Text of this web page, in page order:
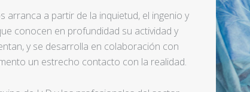
arranca a partir de la inquietud, el ingenio y
conocen en profundidad su actividad y
y se desarrolla en colaboración con
un estrecho contacto con la realidad.